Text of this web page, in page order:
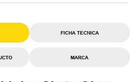
FICHA TECNICA
MARCA